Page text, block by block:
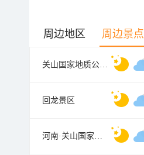
周边地区 周边景点
关山国家地质公园八里沟园区
回龙景区
河南·关山国家地质公园